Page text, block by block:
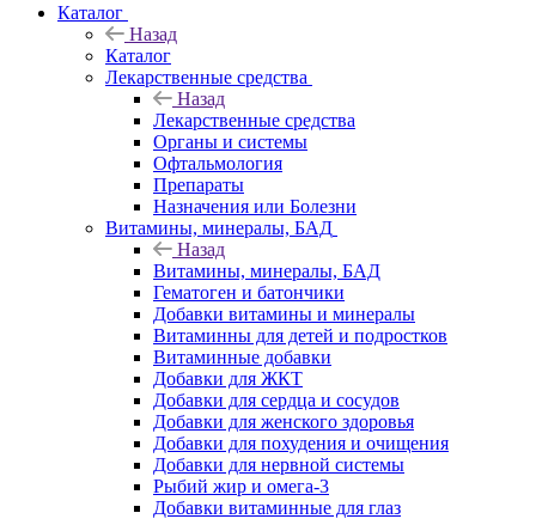
Каталог
Назад
Каталог
Лекарственные средства
Назад
Лекарственные средства
Органы и системы
Офтальмология
Препараты
Назначения или Болезни
Витамины, минералы, БАД
Назад
Витамины, минералы, БАД
Гематоген и батончики
Добавки витамины и минералы
Витаминны для детей и подростков
Витаминные добавки
Добавки для ЖКТ
Добавки для сердца и сосудов
Добавки для женского здоровья
Добавки для похудения и очищения
Добавки для нервной системы
Рыбий жир и омега-3
Добавки витаминные для глаз